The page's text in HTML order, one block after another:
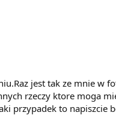
jest tak ze mnie w
rzeczy ktore moga
przypadek to napiszcie